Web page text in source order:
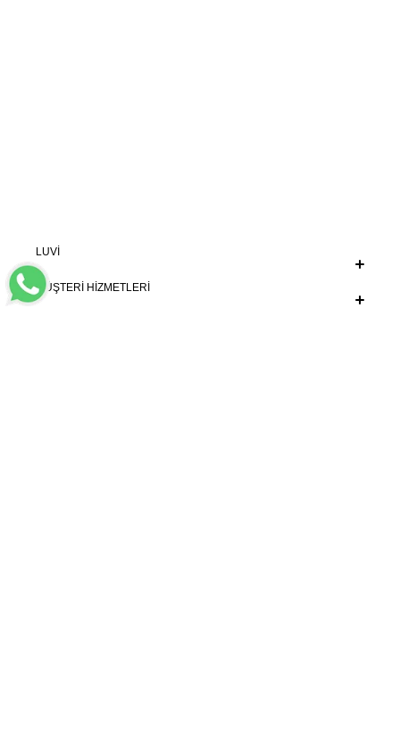
LUVİ
MÜŞTERİ HİZMETLERİ